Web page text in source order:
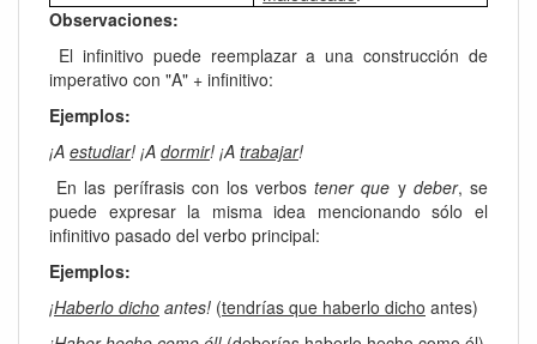
Observaciones:
El infinitivo puede reemplazar a una construcción de
imperativo con "A" + infinitivo:
Ejemplos:
¡A estudiar! ¡A dormir! ¡A trabajar!
En las perífrasis con los verbostener que y deber, se
puede expresar la misma idea mencionando sólo el
infinitivo pasado del verbo principal:
Ejemplos:
¡Haberlo dicho antes! (tendrías que haberlo dicho antes)